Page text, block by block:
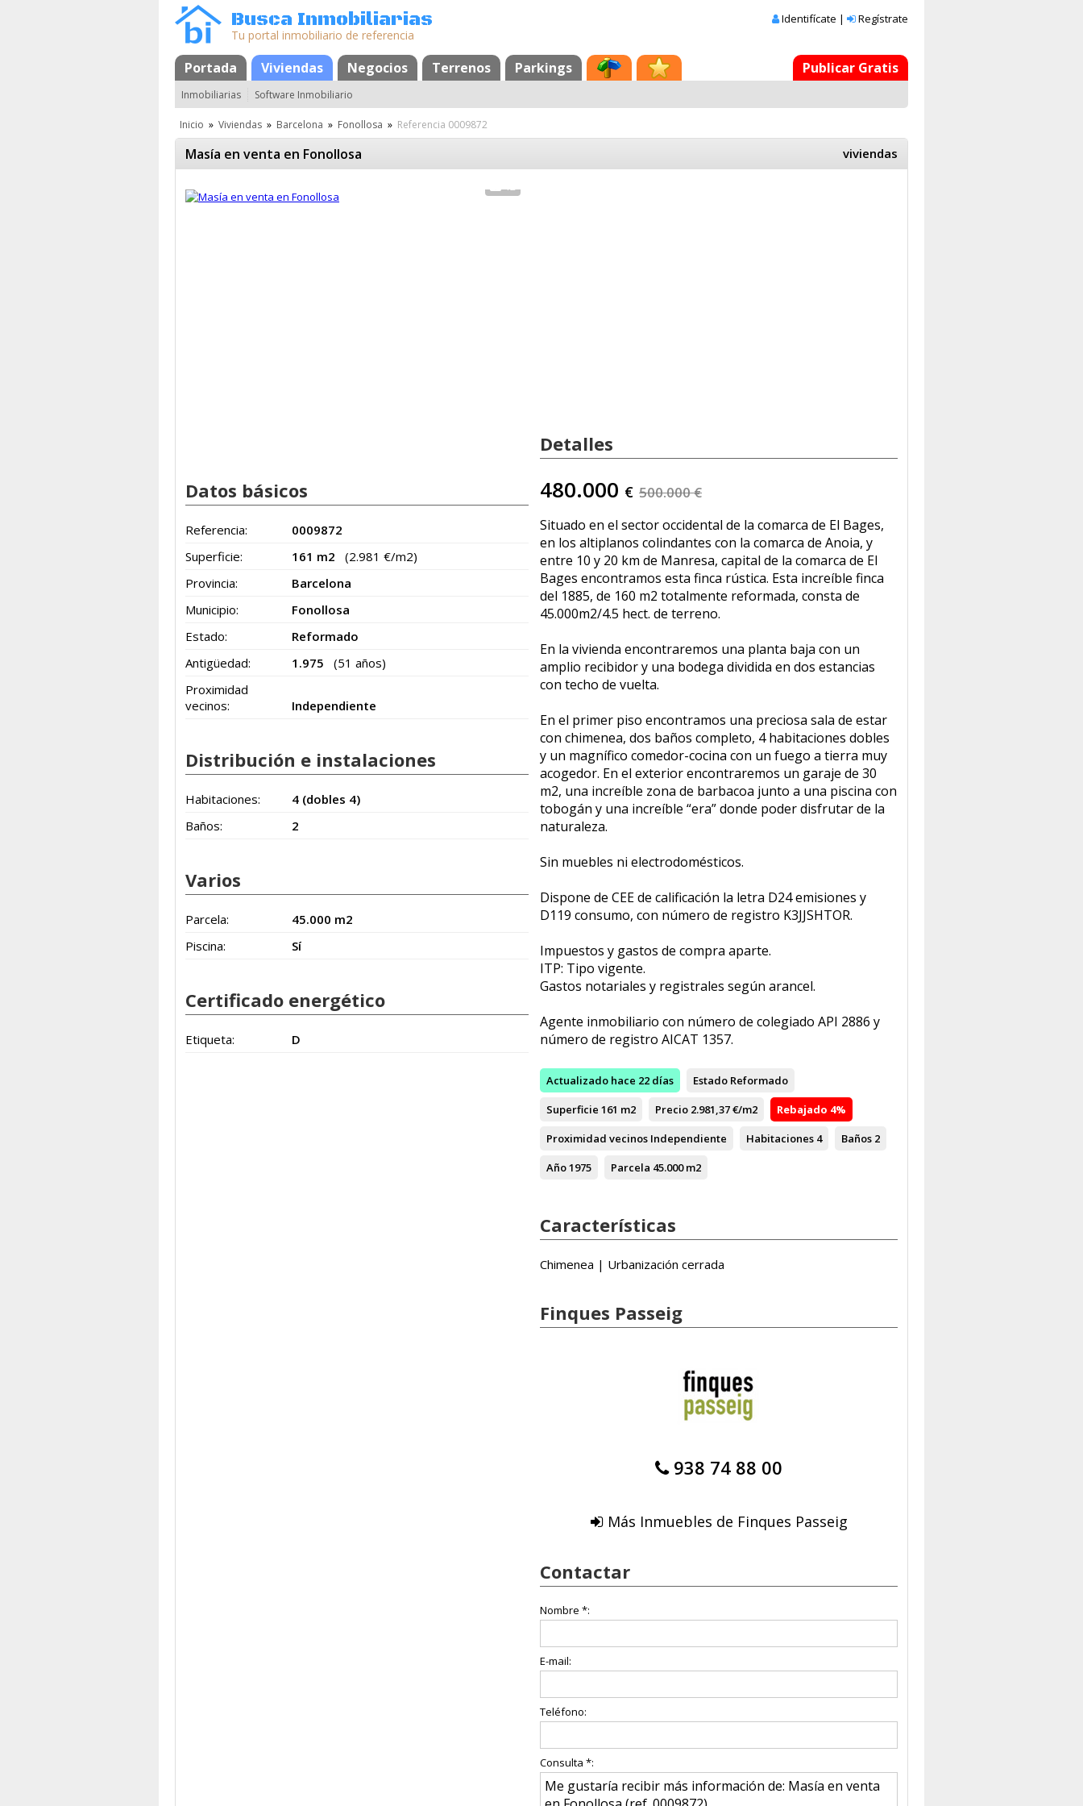
Busca Inmobiliarias
Tu portal inmobiliario de referencia
Identifícate | Regístrate
Portada Viviendas Negocios Terrenos Parkings
MapaFavoritos Publicar Gratis
Inmobiliarias Software Inmobiliario
Inicio » Viviendas » Barcelona » Fonollosa » Referencia 0009872
viviendas
Masía en venta en Fonollosa
12
Datos básicos
Referencia:
0009872
Superficie:
161 m2
(2.981 €/m2)
Provincia:
Barcelona
Municipio:
Fonollosa
Estado:
Reformado
Antigüedad:
1.975
(51 años)
Proximidad
vecinos:
Independiente
Distribución e instalaciones
Habitaciones:
4 (dobles 4)
Baños:
2
Varios
Parcela:
45.000 m2
Piscina:
Sí
Certificado energético
Etiqueta: D
Detalles
480.000 € 500.000 €
Situado en el sector occidental de la comarca de El Bages,
en los altiplanos colindantes con la comarca de Anoia, y
entre 10 y 20 km de Manresa, capital de la comarca de El
Bages encontramos esta finca rústica. Esta increíble finca
del 1885, de 160 m2 totalmente reformada, consta de
45.000m2/4.5 hect. de terreno.
En la vivienda encontraremos una planta baja con un
amplio recibidor y una bodega dividida en dos estancias
con techo de vuelta.
En el primer piso encontramos una preciosa sala de estar
con chimenea, dos baños completo, 4 habitaciones dobles
y un magnífico comedor-cocina con un fuego a tierra muy
acogedor. En el exterior encontraremos un garaje de 30
m2, una increíble zona de barbacoa junto a una piscina con
tobogán y una increíble “era” donde poder disfrutar de la
naturaleza.
Sin muebles ni electrodomésticos.
Dispone de CEE de calificación la letra D24 emisiones y
D119 consumo, con número de registro K3JJSHTOR.
Impuestos y gastos de compra aparte.
ITP: Tipo vigente.
Gastos notariales y registrales según arancel.
Agente inmobiliario con número de colegiado API 2886 y
número de registro AICAT 1357.
Actualizado hace 22 días Estado Reformado
Superficie 161 m2 Precio 2.981,37 €/m2 Rebajado 4%
Proximidad vecinos Independiente Habitaciones 4 Baños 2
Año1975 Parcela 45.000 m2
Características
Chimenea | Urbanización cerrada
Finques Passeig
938 74 88 00
Más Inmuebles de Finques Passeig
Contactar
Nombre *:
E-mail:
Teléfono:
Consulta *: